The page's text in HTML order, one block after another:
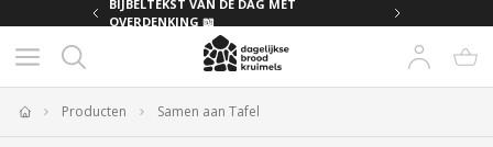
BIJBELTEKST VAN DE DAG MET
OVERDENKING 📖
Producten Samen aan Tafel